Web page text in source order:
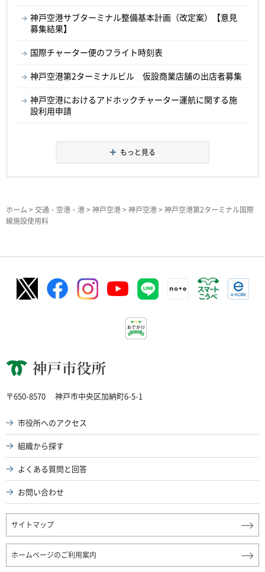
神戸空港サブターミナル整備基本計画（改定案）【意見
募集結果】
国際チャーター便のフライト時刻表
神戸空港第2ターミナルビル 仮設商業店舗の出店者募集
神戸空港におけるアドホックチャーター運航に関する施
設利用申請
もっと見る
ホーム > 交通・空港・港> 神戸空港> 神戸空港> 神戸空港第2ターミナル国際
線施設使用料
神戸市役所
〒650-8570 神戸市中央区加納町6-5-1
市役所へのアクセス
組織から探す
よくある質問と回答
お問い合わせ
サイトマップ
ホームページのご利用案内